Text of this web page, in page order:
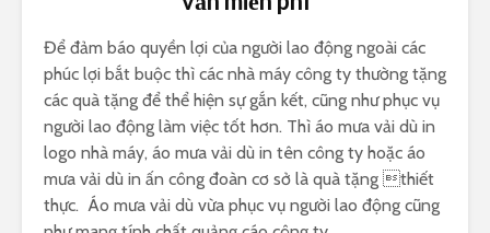
Để đảm báo quyền lợi của người lao động ngoài các
phúc lợi bắt buộc thì các nhà máy công ty thường tặng
các quà tặng để thể hiện sự gắn kết, cũng như phục vụ
người lao động làm việc tốt hơn. Thì áo mưa vải dù in
logo nhà máy, áo mưa vải dù in tên công ty hoặc áo
mưa vải dù in ấn công đoàn cơ sở là quà tặng thiết
thực. Áo mưa vải dù vừa phục vụ người lao động cũng